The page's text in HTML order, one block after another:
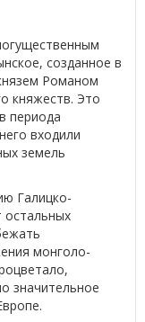
созданное в
Романом
княжеств. Это
периода
входили
земель
Галицко-
остальных
монголо-
значительное